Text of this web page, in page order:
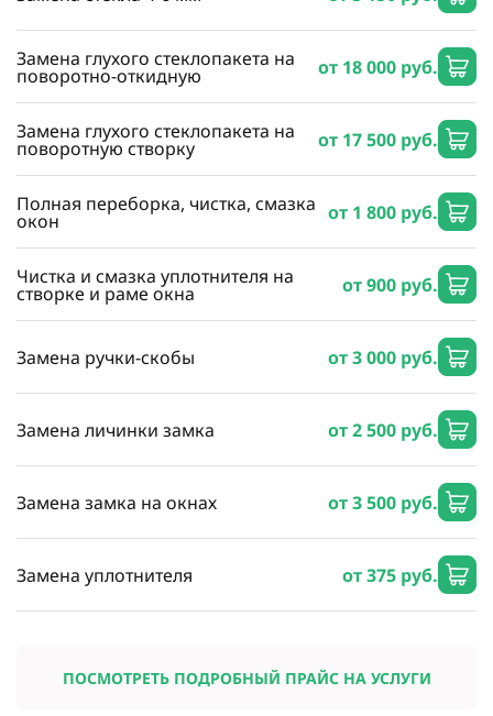
Замена глухого стеклопакета на
поворотно-откидную от 18 000 руб.
Замена глухого стеклопакета на
поворотную створку от 17 500 руб.
Полная переборка, чистка, смазка
окон от 1 800 руб.
Чистка и смазка уплотнителя на
створке и раме окна от 900 руб.
Замена ручки-скобы от 3 000 руб.
Замена личинки замка от 2 500 руб.
Замена замка на окнах от 3 500 руб.
Замена уплотнителя от 375 руб.
ПОСМОТРЕТЬ ПОДРОБНЫЙ ПРАЙС НА УСЛУГИ